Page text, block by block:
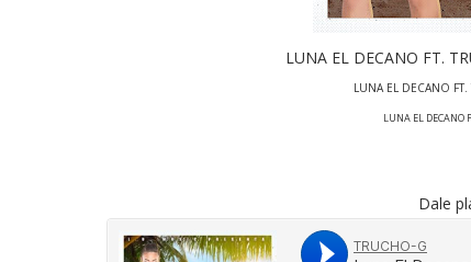
LUNA EL DECANO FT.
LUNA EL DECANO
LUNA EL DECANO
Dale